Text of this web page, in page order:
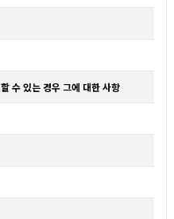
수 있는 경우 그에 대한 사항